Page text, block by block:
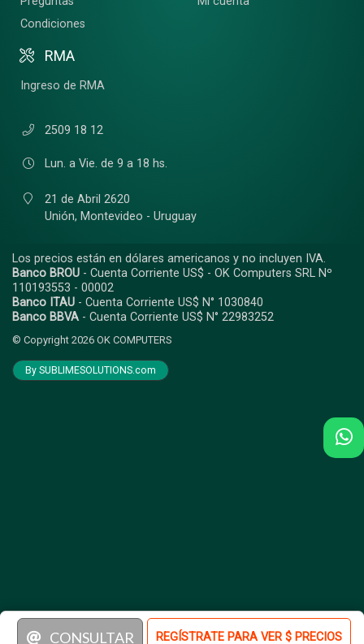
CONSULTAR REGÍSTRATE PARA VER $ PRECIOS
Condiciones
RMA
Ingreso de RMA
2509 18 12
Lun. a Vie. de 9 a 18 hs.
21 de Abril 2620
Unión, Montevideo - Uruguay
Los precios están en dólares americanos y no incluyen IVA.
Banco BROU - Cuenta Corriente US$ - OK Computers SRL Nº
110193553 - 00002
Banco ITAU - Cuenta Corriente US$ N° 1030840
Banco BBVA - Cuenta Corriente US$ N° 22983252
© Copyright 2026 OK COMPUTERS
By SUBLIMESOLUTIONS.com